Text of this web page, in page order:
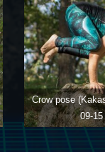
Crow pose
09-15